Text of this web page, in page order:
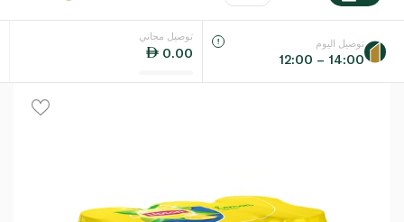
اللغة عر توصيل مجاني
0.00
توصيل اليوم
12:00 – 14:00